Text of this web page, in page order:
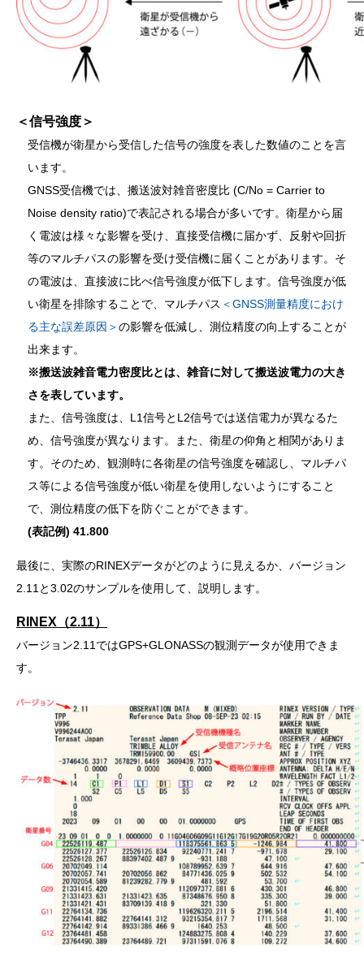
＜信号強度＞
受信機が衛星から受信した信号の強度を表した数値のことを言
います。
GNSS受信機では、搬送波対雑音密度比 (C/No = Carrier to
Noise density ratio)で表記される場合が多いです。衛星から届
く電波は様々な影響を受け、直接受信機に届かず、反射や回折
等のマルチパスの影響を受け受信機に届くことがあります。そ
の電波は、直接波に比べ信号強度が低下します。信号強度が低
い衛星を排除することで、マルチパス ＜GNSS測量精度におけ
る主な誤差原因＞の影響を低減し、測位精度の向上することが
出来ます。
※搬送波雑音電力密度比とは、雑音に対して搬送波電力の大き
さを表しています。
また、信号強度は、L1信号とL2信号では送信電力が異なるた
め、信号強度が異なります。また、衛星の仰角と相関がありま
す。そのため、観測時に各衛星の信号強度を確認し、マルチパ
ス等による信号強度が低い衛星を使用しないようにすること
で、測位精度の低下を防ぐことができます。
(表記例) 41.800
最後に、実際のRINEXデータがどのように見えるか、バージョン
2.11と3.02のサンプルを使用して、説明します。
RINEX（2.11）
バージョン2.11ではGPS+GLONASSの観測データが使用できま
す。